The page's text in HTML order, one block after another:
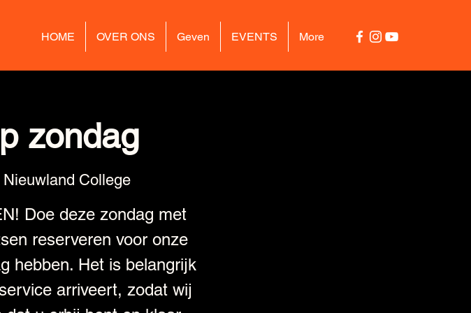
HOME OVER ONS Geven EVENTS More
zondag
Nieuwland College
Doe deze zondag met
reserveren voor onze
hebben. Het is belangrijk
arriveert, zodat wij